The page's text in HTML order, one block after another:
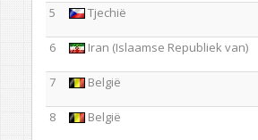
5
Tjechië
6
Iran (Islaamse Republiek van)
7
België
8
België